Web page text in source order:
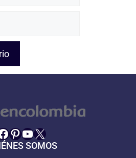
Pinterest
YouTube
X
SOMOS